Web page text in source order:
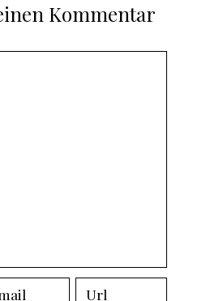
Kommentar